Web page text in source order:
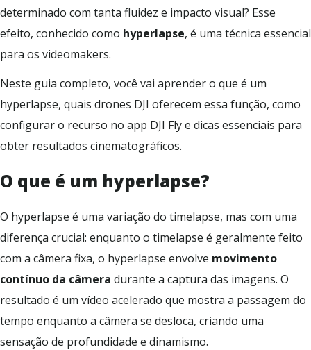
determinado com tanta fluidez e impacto visual? Esse
efeito, conhecido como hyperlapse, é uma técnica essencial
para os videomakers.
Neste guia completo, você vai aprendero que é um
hyperlapse, quais drones DJI oferecem essa função, como
configurar o recurso no app DJI Fly e dicas essenciais para
obter resultados cinematográficos.
O que é um hyperlapse?
O hyperlapse é uma variação do timelapse, mas com uma
diferença crucial: enquanto o timelapse é geralmente feito
com a câmera fixa, o hyperlapse envolve movimento
contínuo da câmera durante a captura das imagens. O
resultado é um vídeo acelerado que mostra a passagem do
tempo enquanto a câmera se desloca, criando uma
sensação de profundidade e dinamismo.